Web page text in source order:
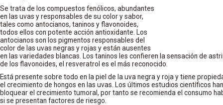
Se trata de los compuestos fenólicos, abundantes
en las uvas y responsables de su color y sabor,
tales como antocianos, taninos y flavonoides,
todos ellos con potente acción antioxidante. Los
antocianos son los pigmentos responsables del
color de las uvas negras y rojas y están ausentes
en las variedades blancas. Los taninos les confieren la sensación de
de los flavonoides, el resveratrol es el más reconocido.
Está presente sobre todo en la piel de la uva negra y roja y tiene
el crecimiento de hongos en las uvas. Los últimos estudios científicos
bloquear el crecimiento tumoral, por tanto se recomienda el consumo
si se presentan factores de riesgo.